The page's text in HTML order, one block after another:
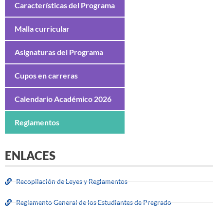
Características del Programa
Malla curricular
Asignaturas del Programa
Cupos en carreras
Calendario Académico 2026
Reglamentos
ENLACES
Recopilación de Leyes y Reglamentos
Reglamento General de los Estudiantes de Pregrado